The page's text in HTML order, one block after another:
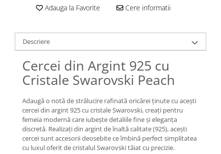
Lănțișoare cu Semilună
Lănțișoare cu Molecule
Lănțișoare cu Pietre Naturale
Lănțișoare Argint Diverse
COLIERE CU PERLE
Coliere cu Perle Preciosa
COLIERE ȘNUR REGLABIL
Coliere cu Inimioare
Coliere cu Cruce
Adauga la Favorite Cere informatii
Descriere
Cercei din Argint 925 cu
Cristale Swarovski Peach
Adaugă o notă de strălucire rafinată oricărei ținute cu acești
cercei din argint 925 cu cristale Swarovski, creați pentru
femeia modernă care iubește detaliile fine și eleganța
discretă. Realizați din argint de înaltă calitate (925), acești
cercei sunt accesorii deosebite ce îmbină perfect simplitatea
cu luxul oferit de cristalul Swarovski tăiat cu precizie.